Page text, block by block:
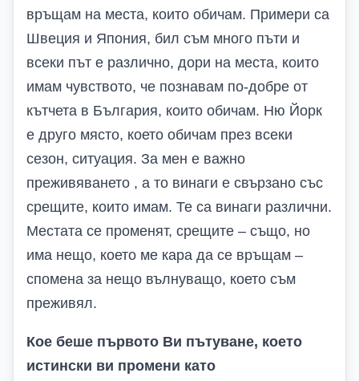
връщам на места, които обичам. Примери са
Швеция и Япония, бил съм много пъти и
всеки път е различно, дори на места, които
имам чувството, че познавам по-добре от
кътчета в България, които обичам. Ню Йорк
е друго място, което обичам през всеки
сезон, ситуация. За мен е важно
преживяването , а то винаги е свързано със
срещите, които имам. Те са винаги различни.
Местата се променят, срещите – също, но
има нещо, което ме кара да се връщам –
спомена за нещо вълнуващо, което съм
преживял.
Кое беше първото Ви пътуване, което
истински ви промени като